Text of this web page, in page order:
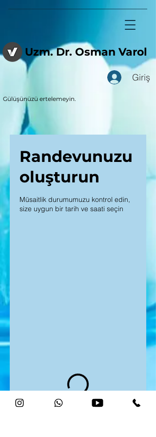
Uzm. Dr. Osman Varol
Giriş
Gülüşünüzü ertelemeyin.
Randevunuzu
oluşturun
Müsaitlik durumumuzu kontrol edin,
size uygun bir tarih ve saati seçin